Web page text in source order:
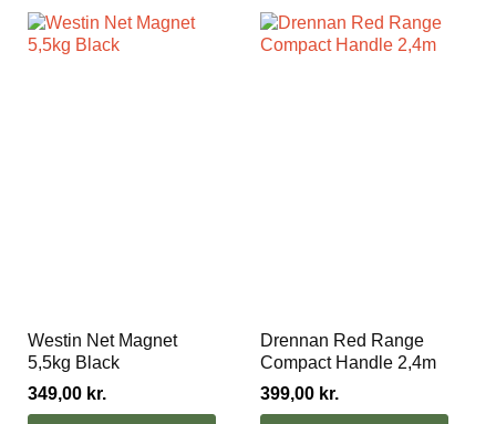
Westin Net Magnet
5,5kg Black
349,00 kr.
Drennan Red Range
Compact Handle 2,4m
399,00 kr.